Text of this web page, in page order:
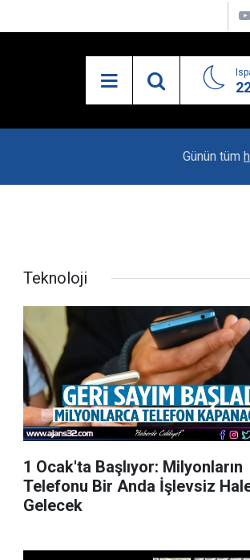
Vali Erin: Bu İşin
Günün tüm
Teknoloji
1 Ocak'ta Başlıyor: Milyonların
Telefonu Bir Anda İşlevsiz
Gelecek